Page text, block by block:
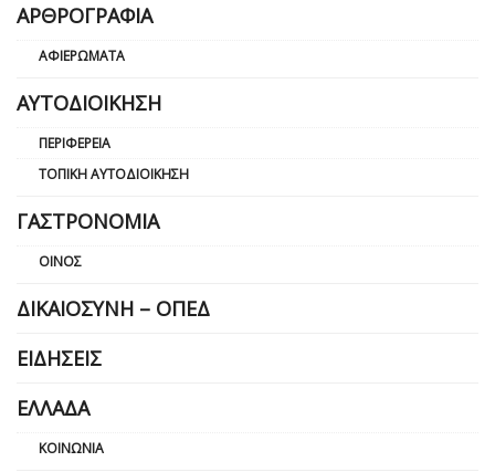
ΑΡΘΡΟΓΡΑΦΊΑ
ΑΦΙΕΡΏΜΑΤΑ
ΑΥΤΟΔΙΟΊΚΗΣΗ
ΠΕΡΙΦΈΡΕΙΑ
ΤΟΠΙΚΉ ΑΥΤΟΔΙΟΊΚΗΣΗ
ΓΑΣΤΡΟΝΟΜΊΑ
ΟΊΝΟΣ
ΔΙΚΑΙΟΣΎΝΗ – ΟΠΕΔ
ΕΙΔΉΣΕΙΣ
ΕΛΛΆΔΑ
ΚΟΙΝΩΝΊΑ